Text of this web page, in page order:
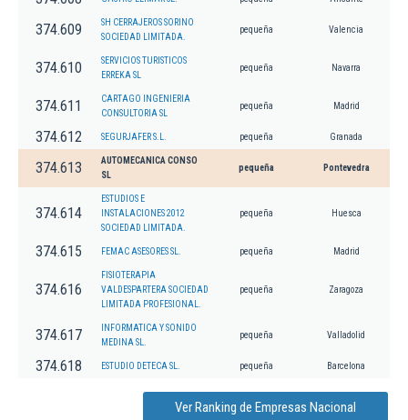
374.609
SH CERRAJEROS SORINO
SOCIEDAD LIMITADA.
pequeña Valencia
374.610
SERVICIOS TURISTICOS
ERREKA SL
pequeña Navarra
374.611
CARTAGO INGENIERIA
CONSULTORIA SL
pequeña Madrid
374.612 SEGURJAFER S.L. pequeña Granada
374.613
AUTOMECANICA CONSO
SL
pequeña Pontevedra
374.614
ESTUDIOS E
INSTALACIONES 2012
SOCIEDAD LIMITADA.
pequeña Huesca
374.615 FEMAC ASESORES SL. pequeña Madrid
374.616
FISIOTERAPIA
VALDESPARTERA SOCIEDAD
LIMITADA PROFESIONAL.
pequeña Zaragoza
374.617
INFORMATICA Y SONIDO
MEDINA SL.
pequeña Valladolid
374.618 ESTUDIO DETECA SL. pequeña Barcelona
Ver Ranking de Empresas Nacional